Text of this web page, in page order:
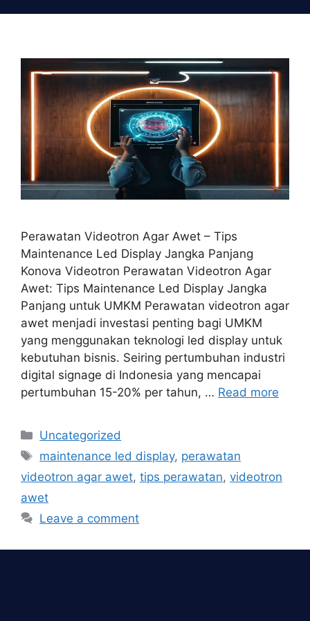
Perawatan Videotron Agar Awet – Tips
Maintenance Led Display Jangka Panjang
Konova Videotron Perawatan Videotron Agar
Awet: Tips Maintenance Led Display Jangka
Panjang untuk UMKM Perawatan videotron agar
awet menjadi investasi penting bagi UMKM
yang menggunakan teknologi led display untuk
kebutuhan bisnis. Seiring pertumbuhan industri
digital signage di Indonesia yang mencapai
pertumbuhan 15-20% per tahun, … Read more
Categories
Uncategorized
Tags
maintenance led display, perawatan
videotron agar awet, tips perawatan, videotron
awet
Leave a comment